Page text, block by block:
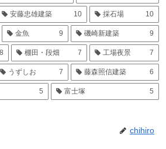
安藤忠雄建築 10 採石場 10
金魚 9 磯崎新建築 9
8 棚田・段畑 7 工場夜景 7
うずしお 7 藤森照信建築 6
5 富士塚 5
chihiro